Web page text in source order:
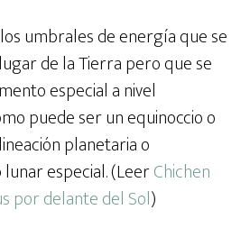
umbrales de energía que se
de la Tierra pero que se
especial a nivel
puede ser un equinoccio o
planetaria o
especial. (LeerChichen
por delante del Sol)